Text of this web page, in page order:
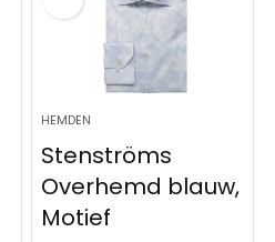
HEMDEN
Stenströms
Overhemd blauw,
Motief